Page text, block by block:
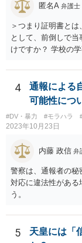
匿名A 弁護士
＞つまり証明書と
として、前倒しで
けですか？ 学校の
でしょう。 両者を
自体は各学校によ
離脱日も、学校に
題はないでしょう
なる出来事が起こっ
く、証明書として
自然でしょう。 た
が、全課程を修了
点では、そのこと自
自体の無効かどうか
う。 問題は、証書
て学籍を剥奪され
証書自体の議論とは
4
通報による
可能性につ
#DV・暴力 #モラハラ
2023年10月23日
内藤 政信 弁
警察は、通報者の
対応に違法性がある
う。
5
天皇には「